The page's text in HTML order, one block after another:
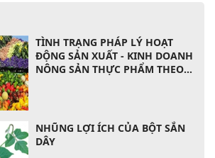
TÌNH TRẠNG PHÁP LÝ HOẠT
ĐỘNG SẢN XUẤT - KINH DOANH
NÔNG SẢN THỰC PHẨM THEO
NHŨNG LỢI ÍCH CỦA BỘT SẮN
DÂY